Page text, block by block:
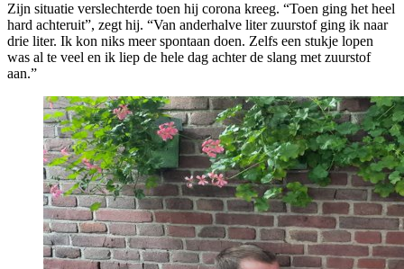
Zijn situatie verslechterde toen hij corona kreeg. “Toen ging het heel
hard achteruit”, zegt hij. “Van anderhalve liter zuurstof ging ik naar
drie liter. Ik kon niks meer spontaan doen. Zelfs een stukje lopen
was al te veel en ik liep de hele dag achter de slang met zuurstof
aan.”